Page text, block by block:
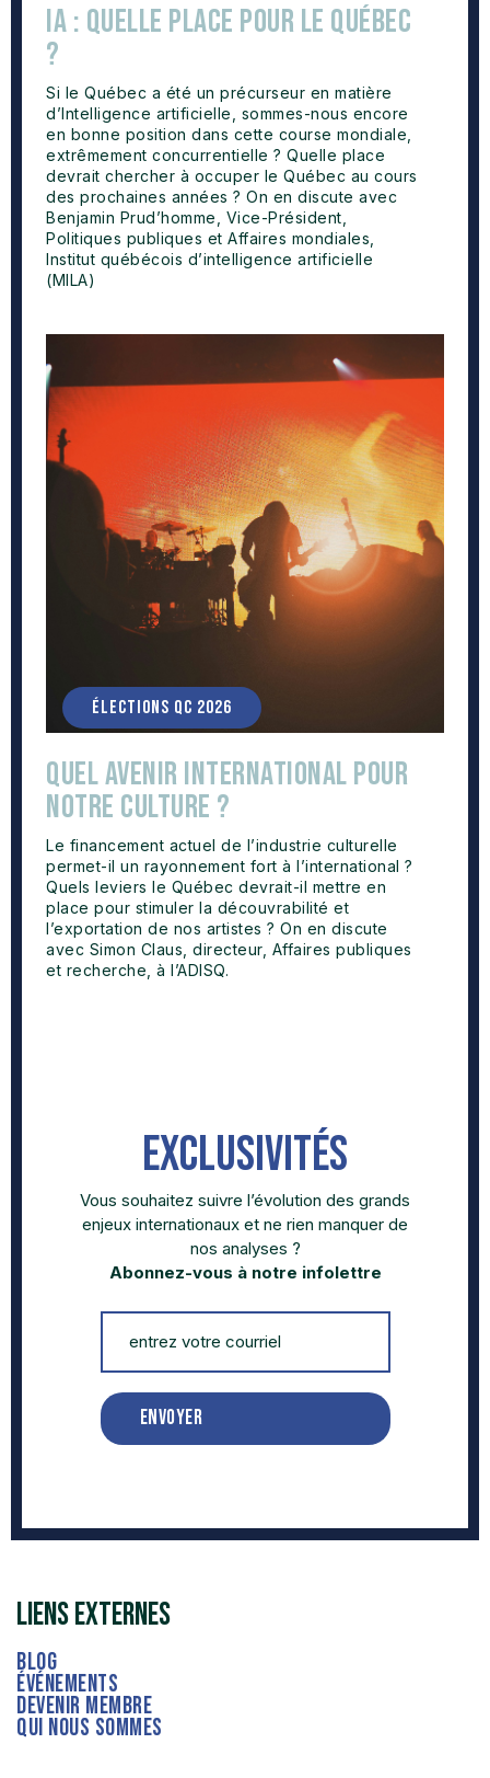
IA : Quelle place pour le Québec
?
Si le Québec a été un précurseur en matière
d’Intelligence artificielle, sommes-nous encore
en bonne position dans cette course mondiale,
extrêmement concurrentielle ? Quelle place
devrait chercher à occuper le Québec au cours
des prochaines années ? On en discute avec
Benjamin Prud’homme, Vice-Président,
Politiques publiques et Affaires mondiales,
Institut québécois d’intelligence artificielle
(MILA)
ÉLECTIONS QC 2026
Quel avenir international pour
notre culture ?
Le financement actuel de l’industrie culturelle
permet-il un rayonnement fort à l’international ?
Quels leviers le Québec devrait-il mettre en
place pour stimuler la découvrabilité et
l’exportation de nos artistes ? On en discute
avec Simon Claus, directeur, Affaires publiques
et recherche, à l’ADISQ.
exclusivités
Vous souhaitez suivre l’évolution des grands
enjeux internationaux et ne rien manquer de
nos analyses ?
Abonnez-vous à notre infolettre
envoyer
liens externes
Blog
événements
devenir membre
qui nous sommes